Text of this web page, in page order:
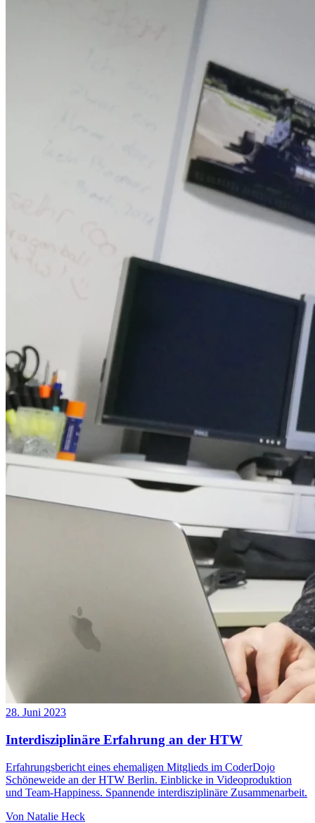
28. Juni 2023
Interdisziplinäre Erfahrung an der HTW
Erfahrungsbericht eines ehemaligen Mitglieds im CoderDojo
Schöneweide an der HTW Berlin. Einblicke in Videoproduktion
und Team-Happiness. Spannende interdisziplinäre Zusammenarbeit.
Von Natalie Heck